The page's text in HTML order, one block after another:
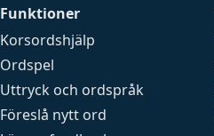
Funktioner
Korsordshjälp
Ordspel
Uttryck och ordspråk
Föreslå nytt ord